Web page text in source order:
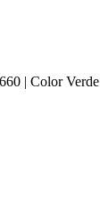
| Color Verde